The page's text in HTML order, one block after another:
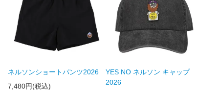
ネルソンショートパンツ2026
7,480円(税込)
YES NO ネルソン キャップ
2026